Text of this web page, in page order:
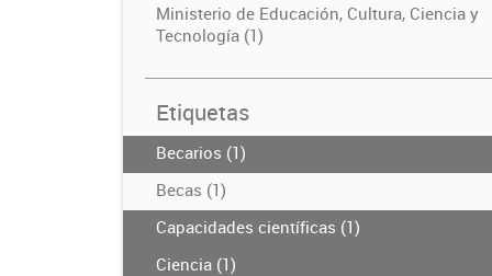
Ministerio de Educación, Cultura, Ciencia y
Tecnología (1)
Etiquetas
Becarios (1)
Becas (1)
Capacidades científicas (1)
Ciencia (1)